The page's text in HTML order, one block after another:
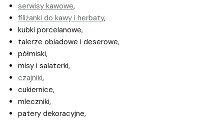
serwisy kawowe,
filiżanki do kawy i herbaty,
kubki porcelanowe,
talerze obiadowe i deserowe,
półmiski,
misy i salaterki,
czajniki,
cukiernice,
mleczniki,
patery dekoracyjne,